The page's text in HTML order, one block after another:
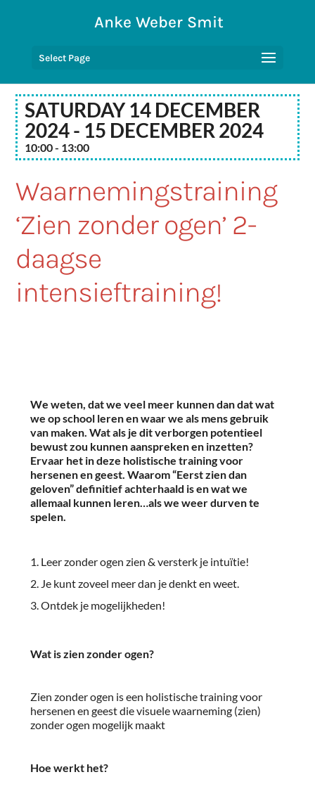
Anke Weber Smit
Select Page
Saturday 14 December
2024 - 15 December 2024
10:00 - 13:00
Waarnemingstraining
‘Zien zonder ogen’ 2-
daagse
intensieftraining!
We weten, dat we veel meer kunnen dan dat wat
we op school leren en waar we als mens gebruik
van maken. Wat als je dit verborgen potentieel
bewust zou kunnenaanspreken en inzetten?
Ervaar het in deze holistische training voor
hersenen en geest. Waarom “Eerst zien dan
geloven” definitief achterhaald is en wat we
allemaal kunnen leren…als we weer durven te
spelen.
Leer zonder ogen zien & versterk je intuïtie!
Je kunt zoveel meer dan je denkt en weet.
Ontdek je mogelijkheden!
Wat is zien zonder ogen?
Zien zonder ogen is een holistische training voor
hersenen en geest die visuele waarneming (zien)
zonder ogen mogelijk maakt
Hoe werkt het?